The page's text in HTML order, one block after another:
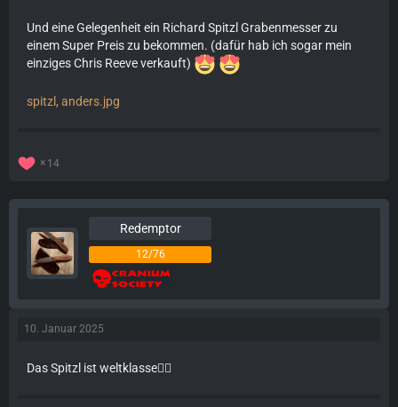
Und eine Gelegenheit ein Richard Spitzl Grabenmesser zu
einem Super Preis zu bekommen. (dafür hab ich sogar mein
einziges Chris Reeve verkauft)
spitzl, anders.jpg
14
Redemptor
12/76
10. Januar 2025
Das Spitzl ist weltklasse❤️‍🔥